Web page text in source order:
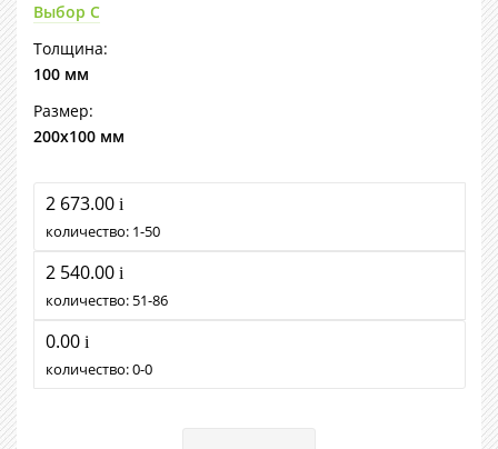
Выбор С
Толщина:
100 мм
Размер:
200х100 мм
2 673.00 i
количество: 1 50
2 540.00 i
количество: 51 86
0.00 i
количество:0 0